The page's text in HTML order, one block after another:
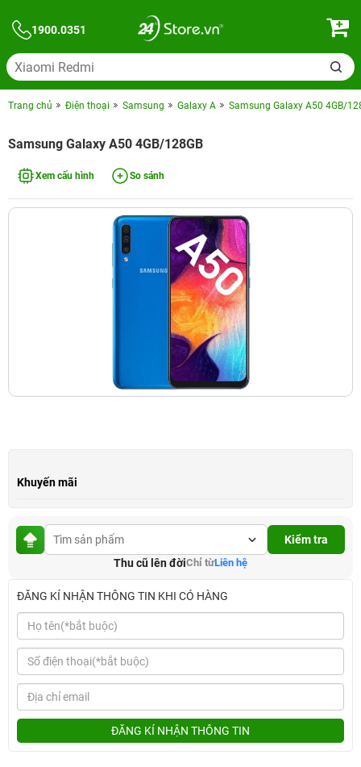
1900.0351
Trang chủ Điện thoại Samsung Galaxy A Samsung Galaxy A50 4GB/
Samsung Galaxy A50 4GB/128GB
Xem cấu hình So sánh
Khuyến mãi
Kiểm tra
Thu cũ lên đờiChỉ từLiên hệ
ĐĂNG KÍ NHẬN THÔNG TIN KHI CÓ HÀNG
ĐĂNG KÍ NHẬN THÔNG TIN